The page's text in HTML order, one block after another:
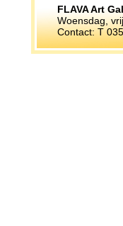
FLAVA Art
Woensdag,
Contact: T